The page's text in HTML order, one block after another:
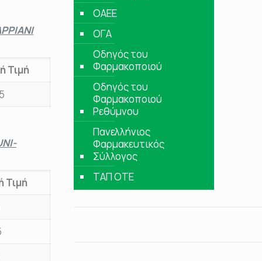
Τιμή
Τιμή
ΟΑΕΕ
ΟΓΑ
Οδηγός του
Φαρμακοποιού
Οδηγός του
Φαρμακοποιού
Ρεθύμνου
Πανελλήνιος
Φαρμακευτικός
Σύλλογος
ΤΑΠ ΟΤΕ